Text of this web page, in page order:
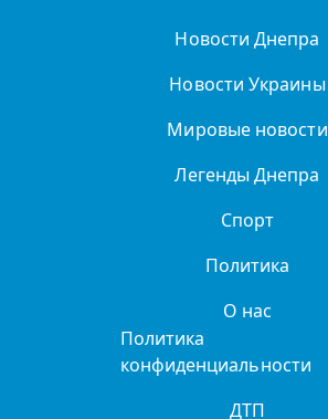
Новости Днепра
Новости Украины
Мировые новости
Легенды Днепра
Спорт
Политика
О нас
Политика
конфиденциальности
ДТП